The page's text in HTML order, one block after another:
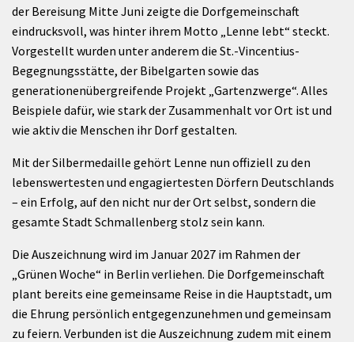
der Bereisung Mitte Juni zeigte die Dorfgemeinschaft
eindrucksvoll, was hinter ihrem Motto „Lenne lebt“ steckt.
Vorgestellt wurden unter anderem die St.-Vincentius-
Begegnungsstätte, der Bibelgarten sowie das
generationenübergreifende Projekt „Gartenzwerge“. Alles
Beispiele dafür, wie stark der Zusammenhalt vor Ort ist und
wie aktiv die Menschen ihr Dorf gestalten.
Mit der Silbermedaille gehört Lenne nun offiziell zu den
lebenswertesten und engagiertesten Dörfern Deutschlands
– ein Erfolg, auf den nicht nur der Ort selbst, sondern die
gesamte Stadt Schmallenberg stolz sein kann.
Die Auszeichnung wird im Januar 2027 im Rahmen der
„Grünen Woche“ in Berlin verliehen. Die Dorfgemeinschaft
plant bereits eine gemeinsame Reise in die Hauptstadt, um
die Ehrung persönlich entgegenzunehmen und gemeinsam
zu feiern. Verbunden ist die Auszeichnung zudem mit einem